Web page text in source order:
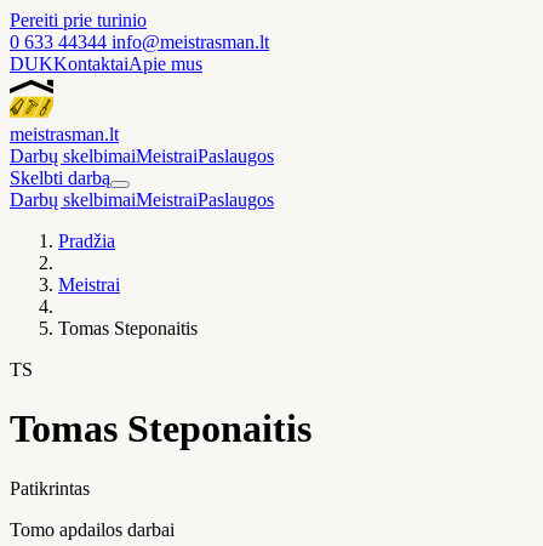
Pereiti prie turinio
0 633 44344 info@meistrasman.lt
DUKKontaktaiApie mus
meistrasman.lt
Darbų skelbimaiMeistraiPaslaugos
Skelbti darbą
Darbų skelbimaiMeistraiPaslaugos
Pradžia
Meistrai
Tomas Steponaitis
TS
Tomas Steponaitis
Patikrintas
Tomo apdailos darbai